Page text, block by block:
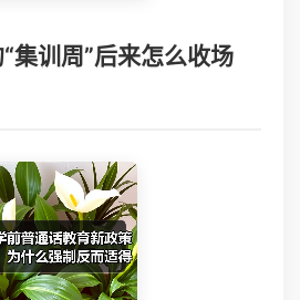
集训周”后来怎么收场